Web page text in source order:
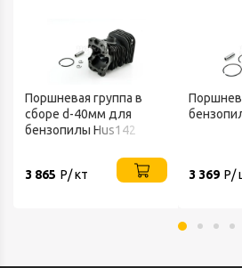
Поршневая группа в
сборе d-40мм для
бензопилы Hus142
3 865 Р/ кт 3 369 Р/